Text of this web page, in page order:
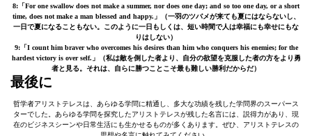
8:「For one swallow does not make a summer, nor does one day; and so too one day, or a short
time, does not make a man blessed and happy.」
（一羽のツバメが来ても夏にはならないし、
一日で夏になることもない。このように一日もしくは、短い時間で人は幸福にも幸せにもな
りはしない）
9:「I count him braver who overcomes his desires than him who conquers his enemies; for the
hardest victory is over self.」
（私は敵を倒した者より、自分の欲望を克服した者の方をより勇
者と見る。それは、自らに勝つことこそ最も難しい勝利だからだ）
最後に
哲学者アリストテレスは、あらゆる学問に精通し、多大な功績を残した学問界のスーパース
ターでした。あらゆる学問を探究したアリストテレスが残した名言には、説得力があり、現
在のビジネスシーンや日常生活にも生かせるものが多くあります。ぜひ、アリストテレスの